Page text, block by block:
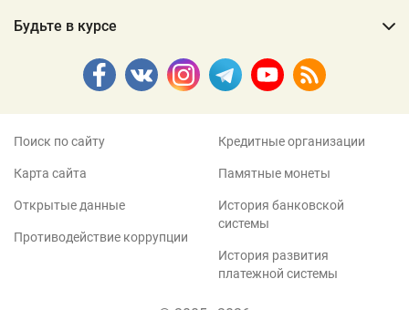
Будьте в курсе
Поиск по сайту
Карта сайта
Открытые данные
Противодействие коррупции
Кредитные организации
Памятные монеты
История банковской
системы
История развития
платежной системы